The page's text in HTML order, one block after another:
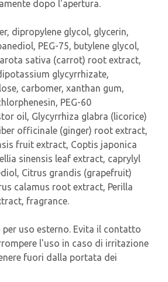
dopo l'apertura.
dipropylene glycol, glycerin,
PEG-75, butylene glycol,
sativa (carrot) root extract,
glycyrrhizate,
carbomer, xanthan gum,
PEG-60
oil, Glycyrrhiza glabra (licorice)
officinale (ginger) root extract,
fruit extract, Coptis japonica
sinensis leaf extract, caprylyl
Citrus grandis (grapefruit)
calamus root extract, Perilla
fragrance.
per uso esterno. Evita il contatto
l'uso in caso di irritazione
fuori dalla portata dei